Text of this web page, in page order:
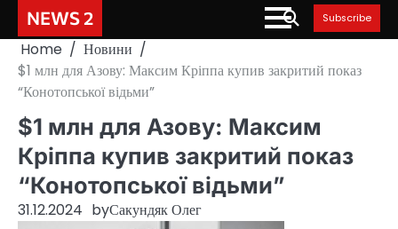
content
NEWS 2 Subscribe
Home
Новини
$1 млн для Азову: Максим Кріппа купив закритий показ
“Конотопської відьми”
$1 млн для Азову: Максим
Кріппа купив закритий показ
“Конотопської відьми”
31.12.2024 byСакундяк Олег